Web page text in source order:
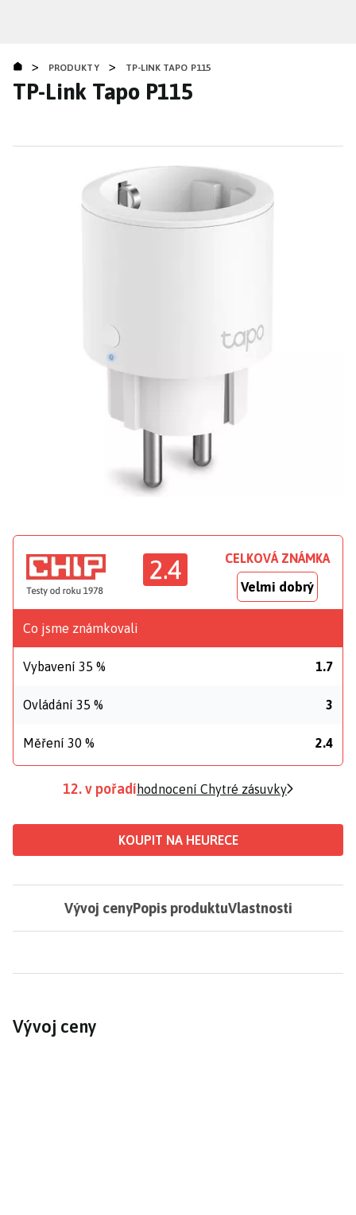
obsahu
> PRODUKTY > TP-LINK TAPO P115
TP-Link Tapo P115
2.4 CELKOVÁ ZNÁMKA
Velmi dobrý
Co jsme známkovali
Vybavení 35 % 1.7
Ovládání 35 % 3
Měření 30 % 2.4
12. v pořadí hodnocení Chytré zásuvky
KOUPIT NA HEURECE
Vývoj cenyPopis produktuVlastnosti
Vývoj ceny